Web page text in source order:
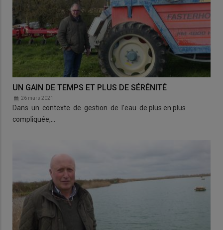
UN GAIN DE TEMPS ET PLUS DE SÉRÉNITÉ
26 mars 2021
Dans un contexte de gestion de l’eau de plus en plus
compliquée,…